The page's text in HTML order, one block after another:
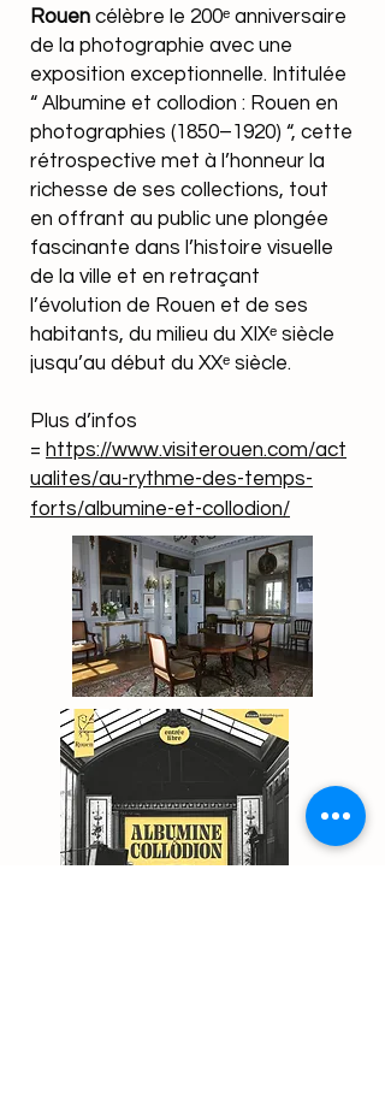
Rouen célèbre le 200ᵉ anniversaire
de la photographie avec une
exposition exceptionnelle. Intitulée
“ Albumine et collodion : Rouen en
photographies (1850–1920) “, cette
rétrospective met à l’honneur la
richesse de ses collections, tout
en offrant au public une plongée
fascinante dans l’histoire visuelle
de la ville et en retraçant
l’évolution de Rouen et de ses
habitants, du milieu du XIXᵉ siècle
jusqu’au début du XXᵉ siècle.
Plus d’infos
= https://www.visiterouen.com/act
ualites/au-rythme-des-temps-
forts/albumine-et-collodion/